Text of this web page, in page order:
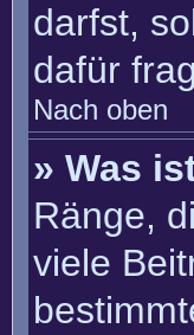
darfst,
dafür
Nach oben
» Was
Ränge,
viele